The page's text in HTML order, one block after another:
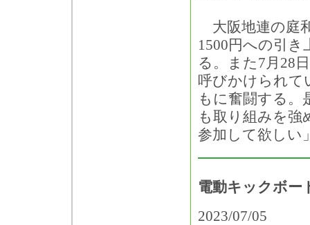
大阪地連の庭
1500円への引
る。また7月28
呼びかけられて
もに奮闘する。
も取り組みを強
参加して欲しい
電動キックボー
2023/07/05